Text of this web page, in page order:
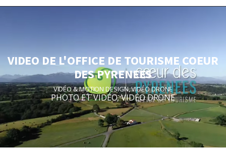
VIDEO DE L'OFFICE DE TOURISME COEUR
DES PYRENEES
VIDÉO & MOTION DESIGN,VIDÉO DRONE
PHOTO ET VIDÉO,VIDÉO DRONE